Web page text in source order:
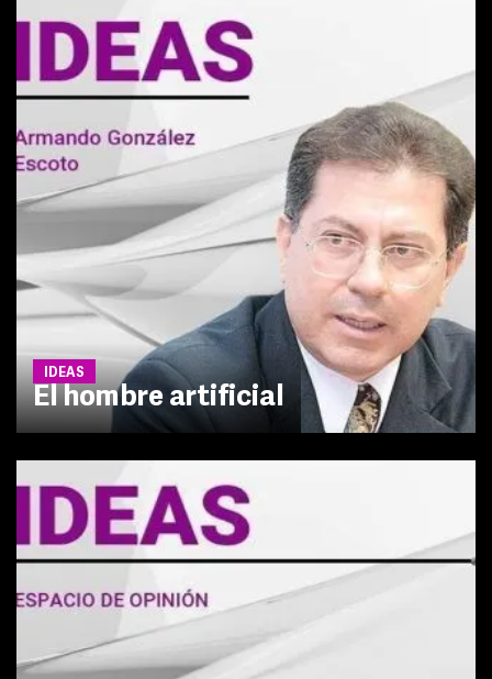
IDEAS
El hombre artificial